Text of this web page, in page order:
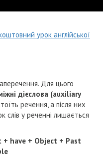
урок англійської
Для цього
дієслова (auxiliary
речення, а після них
слів у реченні лишається
have + Object + Past